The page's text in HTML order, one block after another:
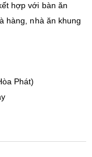
hợp với bàn ăn
hàng, nhà ăn khung
Phát)